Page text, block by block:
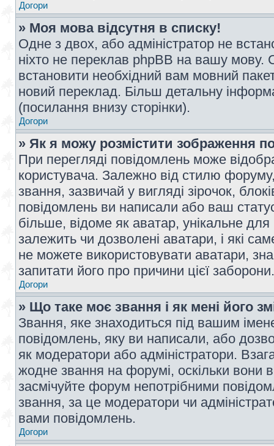
Догори
» Моя мова відсутня в списку!
Одне з двох, або адміністратор не
ніхто не переклав phpBB на вашу мову.
встановити необхідний вам мовний
новий переклад. Більш детальну
(посилання внизу сторінки).
Догори
» Як я можу розмістити зображення
При перегляді повідомлень може
користувача. Залежно від стилю
звання, зазвичай у вигляді зірочок,
повідомлень ви написали або ваш
більше, відоме як аватар, унікальне
залежить чи дозволені аватари, і які
не можете використовувати аватари,
запитати його про причини цієї заборони.
Догори
» Що таке моє звання і як мені його
Звання, яке знаходиться під вашим
повідомлень, яку ви написали, або
як модератори або адміністратори.
жодне звання на форумі, оскільки вони
засмічуйте форум непотрібними
звання, за це модератори чи
вами повідомлень.
Догори